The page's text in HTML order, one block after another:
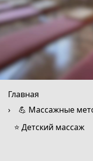
Главная
💪 Массажные
⭐ Детский массаж